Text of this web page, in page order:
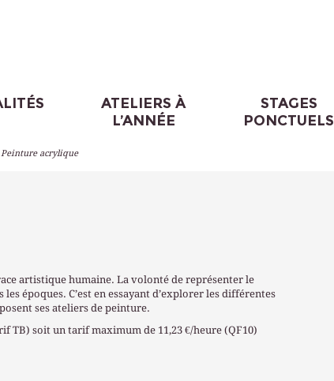
ATELIERS À
L’ANNÉE
STAGES
PONCTUELS
Peinture acrylique
artistique humaine. La volonté de représenter le
époques. C’est en essayant d’explorer les différentes
ses ateliers de peinture.
TB) soit un tarif maximum de 11,23 €/heure (QF10)